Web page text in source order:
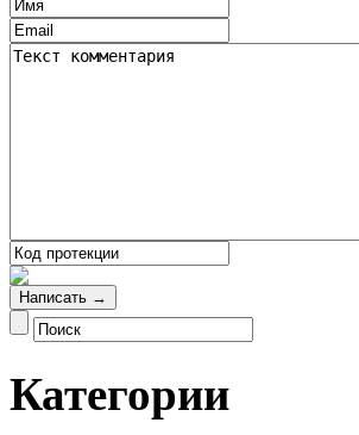
Категории